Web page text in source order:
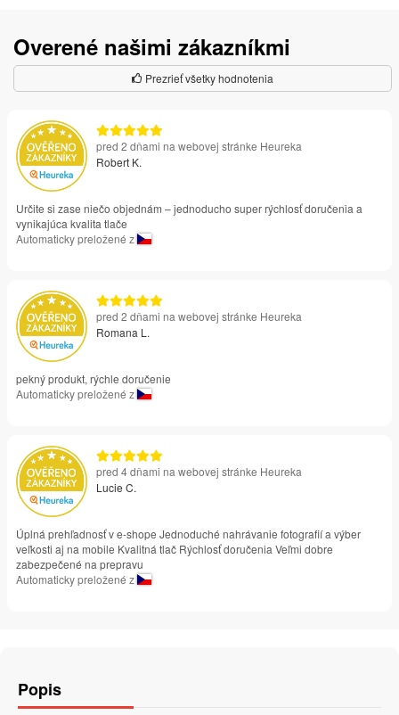
Overené našimi zákazníkmi
Prezrieť všetky hodnotenia
pred 2 dňami na webovej stránke Heureka
Robert K.
Určite si zase niečo objednám – jednoducho super rýchlosť doručenia a
vynikajúca kvalita tlače
Automaticky preložené z
pred 2 dňami na webovej stránke Heureka
Romana L.
pekný produkt, rýchle doručenie
Automaticky preložené z
pred 4 dňami na webovej stránke Heureka
Lucie C.
Úplná prehľadnosť v e-shope Jednoduché nahrávanie fotografií a výber
veľkosti aj na mobile Kvalitná tlač Rýchlosť doručenia Veľmi dobre
zabezpečené na prepravu
Automaticky preložené z
Popis